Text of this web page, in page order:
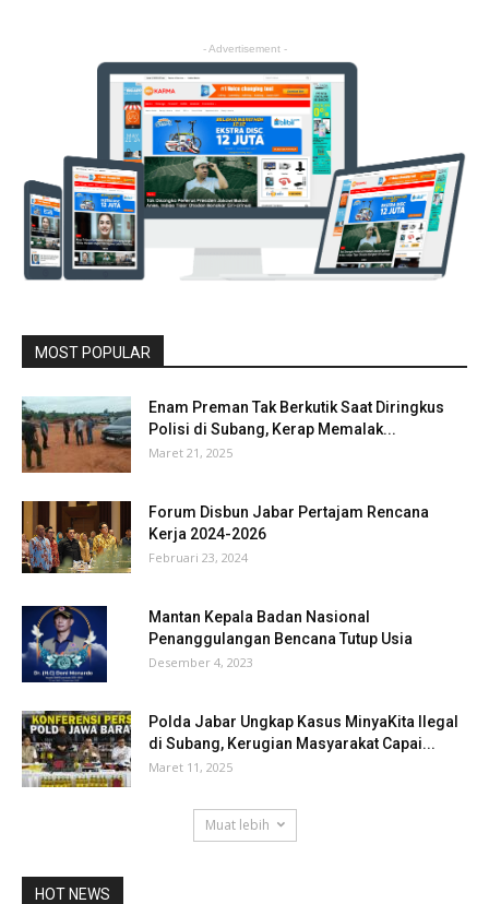
- Advertisement -
MOST POPULAR
Enam Preman Tak Berkutik Saat Diringkus
Polisi di Subang, Kerap Memalak...
Maret 21, 2025
Forum Disbun Jabar Pertajam Rencana
Kerja 2024-2026
Februari 23, 2024
Mantan Kepala Badan Nasional
Penanggulangan Bencana Tutup Usia
Desember 4, 2023
Polda Jabar Ungkap Kasus MinyaKita Ilegal
di Subang, Kerugian Masyarakat Capai...
Maret 11, 2025
Muat lebih
HOT NEWS